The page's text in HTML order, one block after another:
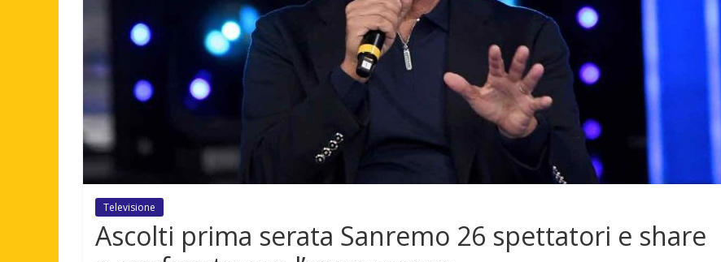
Televisione
Ascolti prima serata Sanremo 26 spettatori e share